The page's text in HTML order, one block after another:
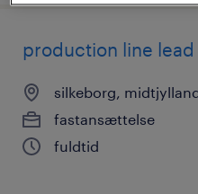
production line lead
silkeborg,
fastansættelse
fuldtid